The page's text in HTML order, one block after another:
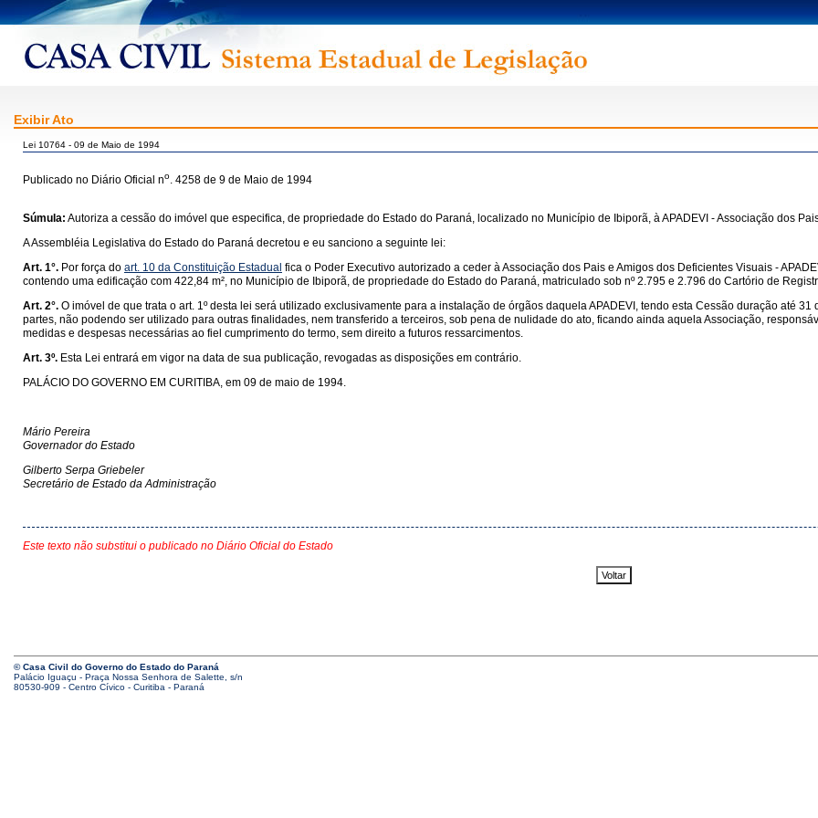
Exibir Ato
Lei 10764 - 09 de Maio de 1994
Publicado no Diário Oficial no. 4258 de 9 de Maio de 1994
Súmula: Autoriza a cessão do imóvel que especifica, de propriedade do Estado do Paraná, localizado no Município de Ibiporã, à APADEVI - Associação dos
A Assembléia Legislativa do Estado do Paraná decretou e eu sanciono a seguinte lei:
Art. 1°. Por força do art. 10 da Constituição Estadual fica o Poder Executivo autorizado a ceder à Associação dos Pais e Amigos dos Deficientes Visuais -
contendo uma edificação com 422,84 m², no Município de Ibiporã, de propriedade do Estado do Paraná, matriculado sob nº 2.795 e 2.796 do Cartório de
Art. 2°. O imóvel de que trata o art. 1º desta lei será utilizado exclusivamente para a instalação de órgãos daquela APADEVI, tendo esta Cessão duração até
partes, não podendo ser utilizado para outras finalidades, nem transferido a terceiros, sob pena de nulidade do ato, ficando ainda aquela Associação,
medidas e despesas necessárias ao fiel cumprimento do termo, sem direito a futuros ressarcimentos.
Art. 3º. Esta Lei entrará em vigor na data de sua publicação, revogadas as disposições em contrário.
PALÁCIO DO GOVERNO EM CURITIBA, em 09 de maio de 1994.
Mário Pereira
Governador do Estado
Gilberto Serpa Griebeler
Secretário de Estado da Administração
Este texto não substitui o publicado no Diário Oficial do Estado
© Casa Civil do Governo do Estado do Paraná
Palácio Iguaçu - Praça Nossa Senhora de Salette, s/n
80530-909 - Centro Cívico - Curitiba - Paraná